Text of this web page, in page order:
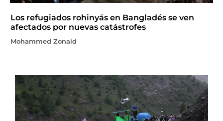
Los refugiados rohinyás en Bangladés se ven
afectados por nuevas catástrofes
Mohammed Zonaid